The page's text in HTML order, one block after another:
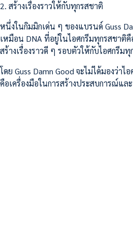
2. สร้างเรื่องราวให้กับทุกรสชาติ
หนึ่งในกิมมิกเด่น ๆ ของแบรนด์ Guss
เหมือน DNA ที่อยู่ในไอศกรีมทุกรสชาติคื
สร้างเรื่องราวดี ๆ รอบตัวให้กับไอศกรีม
โดย Guss Damn Good จะไม่ได้มองว่
คือเครื่องมือในการสร้างประสบการณ์แ